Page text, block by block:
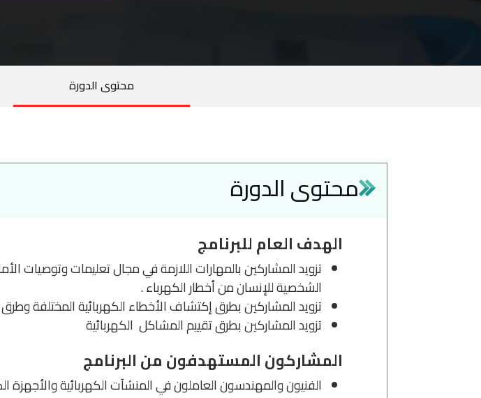
محتوى الدورة
محتوى الدورة
الهدف العام للبرنامج
تزويد المشاركين بالمهارات اللازمة في مجال تعليمات وتوصيات
الشخصية للإنسان من أخطار الكهرباء .
تزويد المشاركين بطرق إكتشاف الأخطاء الكهربائية المختلفة
تزويد المشاركين بطرق تقييم المشاكل الكهربائية
المشاركون المستهدفون من البرنامج
الفنيون والمهندسون العاملون في المنشآت الكهربائية والأجهزة